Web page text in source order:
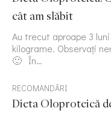
cât am slăbit
Au trecut aproape 3
kilograme. Observați
🙂 În…
RECOMANDĂRI
Dieta Oloproteică